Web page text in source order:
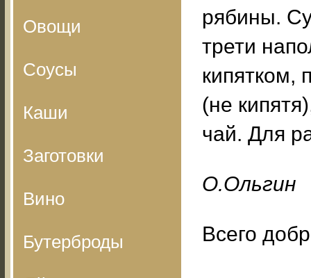
Овощи
Соусы
Каши
Заготовки
Вино
Бутерброды
рябины.
трети
кипятком,
(не
чай. Для
O.Oльгин
Всего